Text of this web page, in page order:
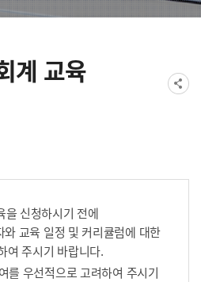
계 교육
을 신청하시기 전에
교육 일정 및 커리큘럼에 대한
여 주시기 바랍니다.
를 우선적으로 고려하여 주시기